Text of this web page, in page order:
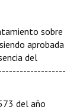
sobre
aprobada
del
del año